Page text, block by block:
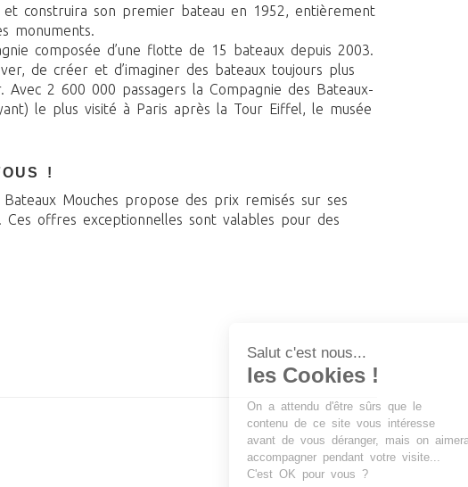
et construira son premier bateau en 1952, entièrement
monuments.
composée d’une flotte de 15 bateaux depuis 2003.
de créer et d’imaginer des bateaux toujours plus
2 600 000 passagers la Compagnie des Bateaux-
le plus visité à Paris après la Tour Eiffel, le musée
!
Mouches propose des prix remisés sur ses
offres exceptionnelles sont valables pour des
On a attendu d'être sûrs que le
contenu de ce site vous intéresse
avant de vous déranger, mais on aimerait bien vous
accompagner pendant votre visite...